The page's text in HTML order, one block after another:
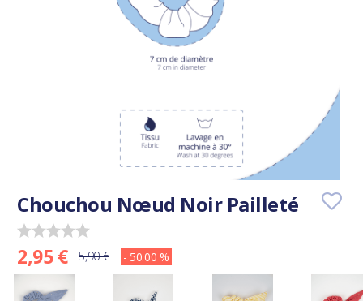
Chouchou Nœud Noir Pailleté
2,95 € 5,90 € - 50.00 %